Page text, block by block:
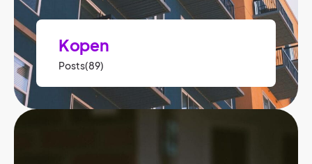
Kopen
Posts(89)